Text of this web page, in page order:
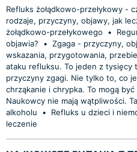
Refluks żołądkowo-przełykowy -
rodzaje, przyczyny, objawy, jak
żołądkowo-przełykowego
•
objawia?
• Zgaga - przyczyny,
wskazania, przygotowania,
ataku refluksu. To jeden z tysięcy
przyczyny zgagi. Nie tylko to, co
chrząkanie i chrypka. To mogą
Naukowcy nie mają wątpliwości.
alkoholu
•
Refluks u dzieci i
leczenie